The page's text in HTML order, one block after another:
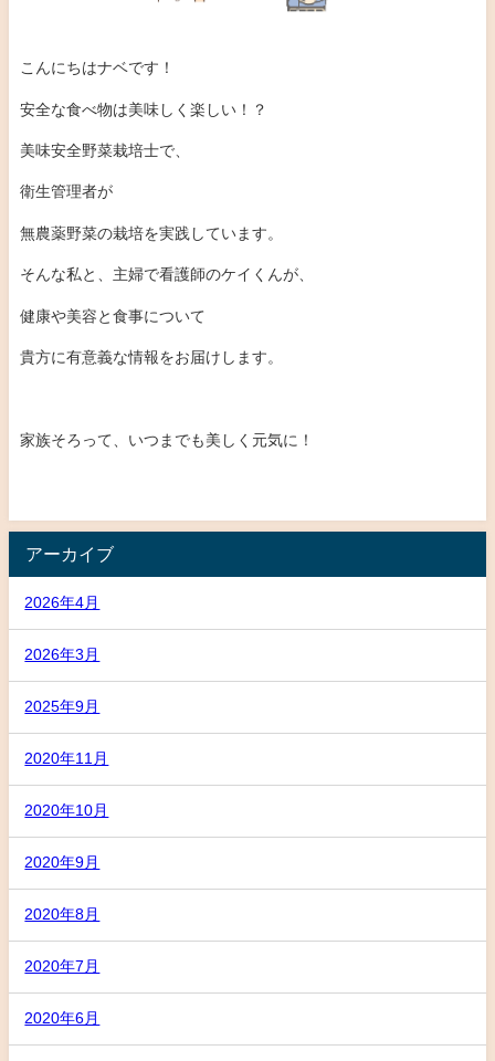
こんにちはナベです！
安全な食べ物は美味しく楽しい！？
美味安全野菜栽培士で、
衛生管理者が
無農薬野菜の栽培を実践しています。
そんな私と、主婦で看護師のケイくんが、
健康や美容と食事について
貴方に有意義な情報をお届けします。
家族そろって、いつまでも美しく元気に！
アーカイブ
2026年4月
2026年3月
2025年9月
2020年11月
2020年10月
2020年9月
2020年8月
2020年7月
2020年6月